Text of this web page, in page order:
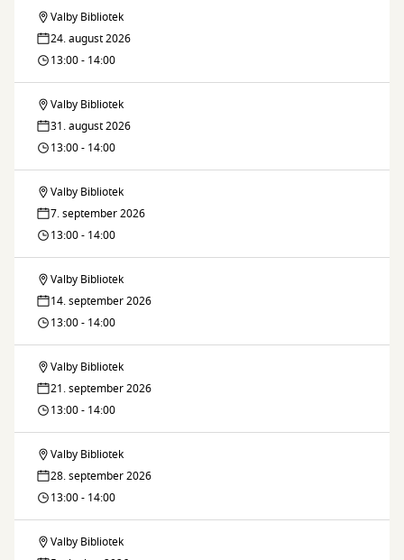
Fælleslæsning
Valby Bibliotek
24. august 2026
13:00 - 14:00
Fælleslæsning
Valby Bibliotek
31. august 2026
13:00 - 14:00
Fælleslæsning
Valby Bibliotek
7. september 2026
13:00 - 14:00
Fælleslæsning
Valby Bibliotek
14. september 2026
13:00 - 14:00
Fælleslæsning
Valby Bibliotek
21. september 2026
13:00 - 14:00
Fælleslæsning
Valby Bibliotek
28. september 2026
13:00 - 14:00
Fælleslæsning
Valby Bibliotek